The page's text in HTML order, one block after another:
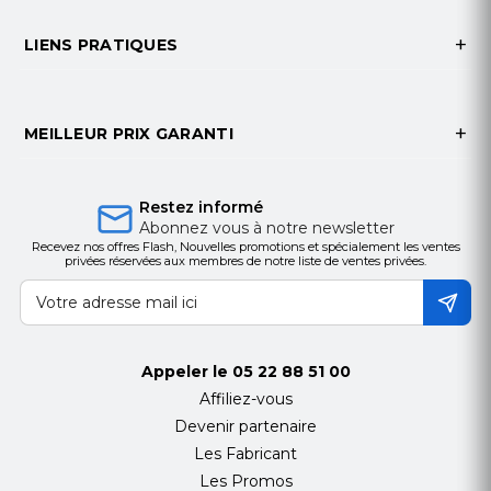
Tele)
Pan et inclinaison
Pan Range : 360 ° sans fin
Vitesse de casserole : Vitesse manuelle de
panoramique: 0.1 ° -160 ° / s,
vitesse préréglée de casserole: 240 ° / s
Plage d'inclinaison : -2 ° -90 ° (Retournement
automatique)
Vitesse préréglée d'inclinaison: 200 ° / s
Zoom proportionnel : La vitesse de rotation peut
être ajustée automatiquement en fonction des
LIENS PRATIQUES
MEILLEUR PRIX GARANTI
Restez informé
Abonnez vous à notre newsletter
Recevez nos offres Flash, Nouvelles promotions et spécialement les ventes
privées réservées aux membres de notre liste de ventes privées.
Appeler le 05 22 88 51 00
Affiliez-vous
Devenir partenaire
Les Fabricant
Les Promos